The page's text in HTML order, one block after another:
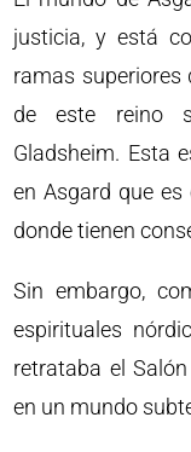
justicia, y está
ramas superiores
de este reino
Gladsheim. Esta
en Asgard que
donde tienen
Sin embargo,
espirituales
retrataba el
en un mundo